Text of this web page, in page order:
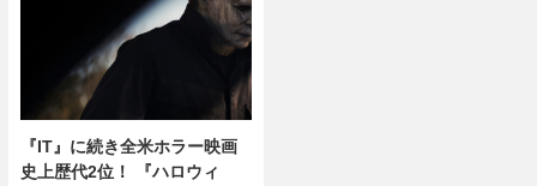
『IT』に続き全米ホラー映画
史上歴代2位！ 『ハロウィ